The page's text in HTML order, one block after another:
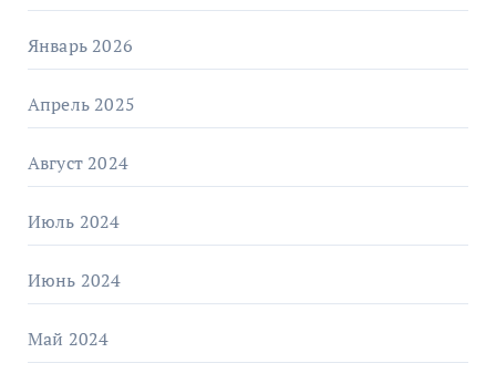
Январь 2026
Апрель 2025
Август 2024
Июль 2024
Июнь 2024
Май 2024